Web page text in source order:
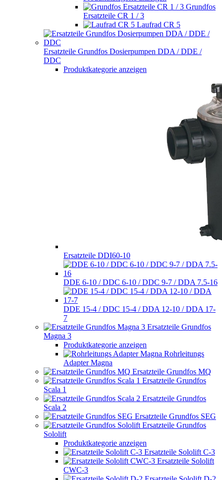
Grundfos
Ersatzteile CR 1 / 3
Laufrad CR 5
Ersatzteile Grundfos Dosierpumpen DDA / DDE /
DDC
Produktkategorie anzeigen
Ersatzteile DDI60-10
DDE 6-10 / DDC 6-10 / DDC 9-7 / DDA 7.5-16
DDE 15-4 / DDC 15-4 / DDA 12-10 / DDA 17-
7
Ersatzteile Grundfos
Magna 3
Produktkategorie anzeigen
Rohrleitungs
Adapter Magna
Ersatzteile Grundfos MQ
Ersatzteile Grundfos
Scala 1
Ersatzteile Grundfos
Scala 2
Ersatzteile Grundfos SEG
Ersatzteile Grundfos
Sololift
Produktkategorie anzeigen
Ersatzteile Sololift C-3
Ersatzteile Sololift
CWC-3